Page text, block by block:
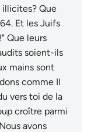
illicites? Que
64. Et les Juifs
Que leurs
soient-ils
mains sont
comme Il
vers toi de la
croître parmi
avons